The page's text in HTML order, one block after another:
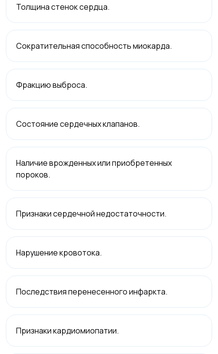
Толщина стенок сердца.
Сократительная способность миокарда.
Фракцию выброса.
Состояние сердечных клапанов.
Наличие врожденных или приобретенных
пороков.
Признаки сердечной недостаточности.
Нарушение кровотока.
Последствия перенесенного инфаркта.
Признаки кардиомиопатии.